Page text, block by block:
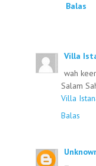
Balas
Villa
wah
Salam
Villa
Balas